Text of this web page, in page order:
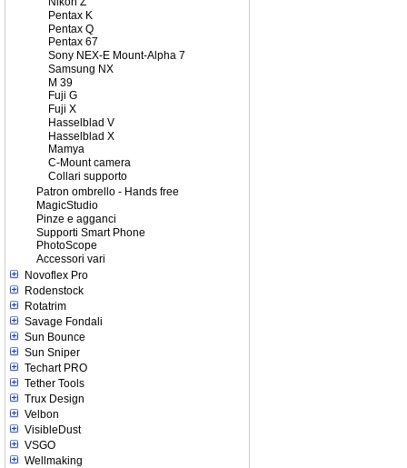
Pentax K
Pentax Q
Pentax 67
Sony NEX-E Mount-Alpha 7
Samsung NX
M 39
Fuji G
Fuji X
Hasselblad V
Hasselblad X
Mamya
C-Mount camera
Collari supporto
Patron ombrello - Hands free
MagicStudio
Pinze e agganci
Supporti Smart Phone
PhotoScope
Accessori vari
Novoflex Pro
Rodenstock
Rotatrim
Savage Fondali
Sun Bounce
Sun Sniper
Techart PRO
Tether Tools
Trux Design
Velbon
VisibleDust
VSGO
Wellmaking